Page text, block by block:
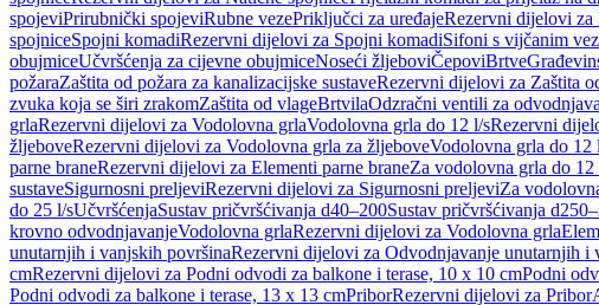
spojeviPrirubnički spojeviRubne vezePriključci za uređajeRezervni dijelovi za
spojniceSpojni komadiRezervni dijelovi za Spojni komadiSifoni s vijčanim
obujmiceUčvršćenja za cijevne obujmiceNoseći žljeboviČepoviBrtve
požaraZaštita od požara za kanalizacijske sustaveRezervni dijelovi za Zaštita
zvuka koja se širi zrakomZaštita od vlageBrtvilaOdzračni ventili za
grlaRezervni dijelovi za Vodolovna grlaVodolovna grla do 12 l/sRezervni
žljeboveRezervni dijelovi za Vodolovna grla za žljeboveVodolovna grla do 12
parne braneRezervni dijelovi za Elementi parne braneZa vodolovna grla do 12
sustaveSigurnosni preljeviRezervni dijelovi za Sigurnosni preljeviZa
do 25 l/sUčvršćenjaSustav pričvršćivanja d40–200Sustav pričvršćivanja
krovno odvodnjavanjeVodolovna grlaRezervni dijelovi za Vodolovna grla
unutarnjih i vanjskih površinaRezervni dijelovi za Odvodnjavanje unutarnjih i
cmRezervni dijelovi za Podni odvodi za balkone i terase, 10 x 10 cmPodni
Podni odvodi za balkone i terase, 13 x 13 cmPriborRezervni dijelovi za Pribor